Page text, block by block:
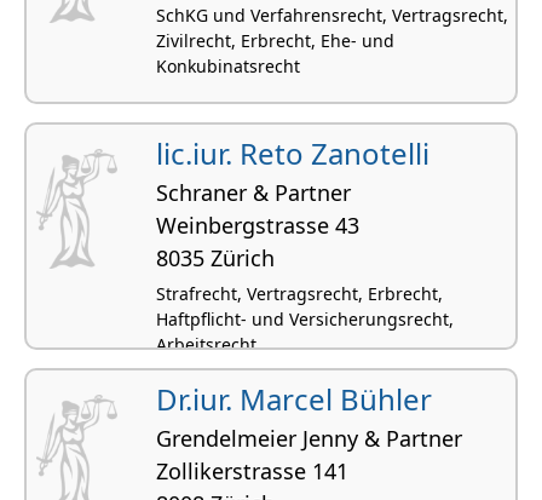
SchKG und Verfahrensrecht, Vertragsrecht,
Zivilrecht, Erbrecht, Ehe- und
Konkubinatsrecht
lic.iur. Reto Zanotelli
Schraner & Partner
Weinbergstrasse 43
8035 Zürich
Strafrecht, Vertragsrecht, Erbrecht,
Haftpflicht- und Versicherungsrecht,
Arbeitsrecht
Dr.iur. Marcel Bühler
Grendelmeier Jenny & Partner
Zollikerstrasse 141